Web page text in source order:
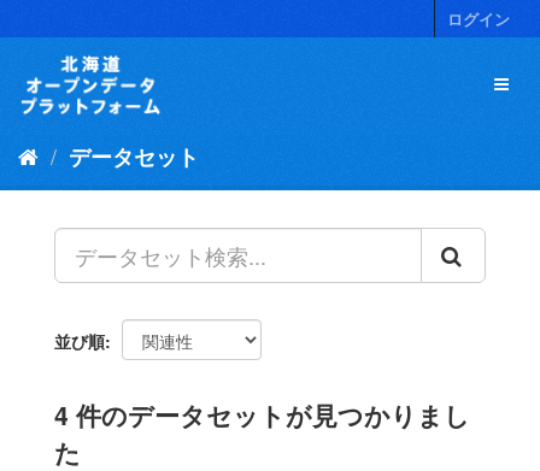
キ
ログイン
データセット
並び順
4 件のデータセットが見つかりまし
た